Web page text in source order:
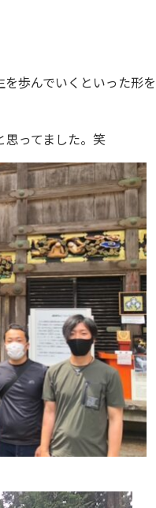
歩んでいくといった形
ってました。笑